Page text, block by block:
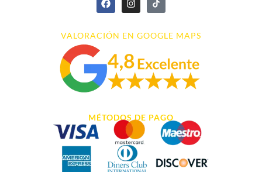
VALORACIÓN EN GOOGLE MAPS
MÉTODOS DE PAGO